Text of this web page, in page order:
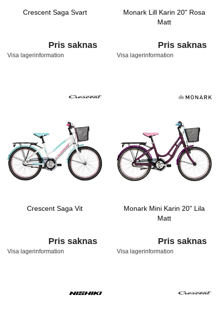
Crescent Saga Svart
Pris saknas
Visa lagerinformation
Monark Lill Karin 20" Rosa
Matt
Pris saknas
Visa lagerinformation
Crescent Saga Vit
Pris saknas
Visa lagerinformation
Monark Mini Karin 20" Lila
Matt
Pris saknas
Visa lagerinformation